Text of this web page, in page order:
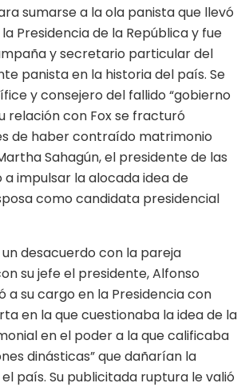
sumarse a la ola panista que llevó
Presidencia de la República y fue
y secretario particular del
panista en la historia del país. Se
y consejero del fallido “gobierno
relación con Fox se fracturó
de haber contraído matrimonio
Sahagún, el presidente de las
impulsar la alocada idea de
como candidata presidencial
desacuerdo con la pareja
su jefe el presidente, Alfonso
a su cargo en la Presidencia con
en la que cuestionaba la idea de la
en el poder a la que calificaba
dinásticas” que dañarían la
país. Su publicitada ruptura le valió